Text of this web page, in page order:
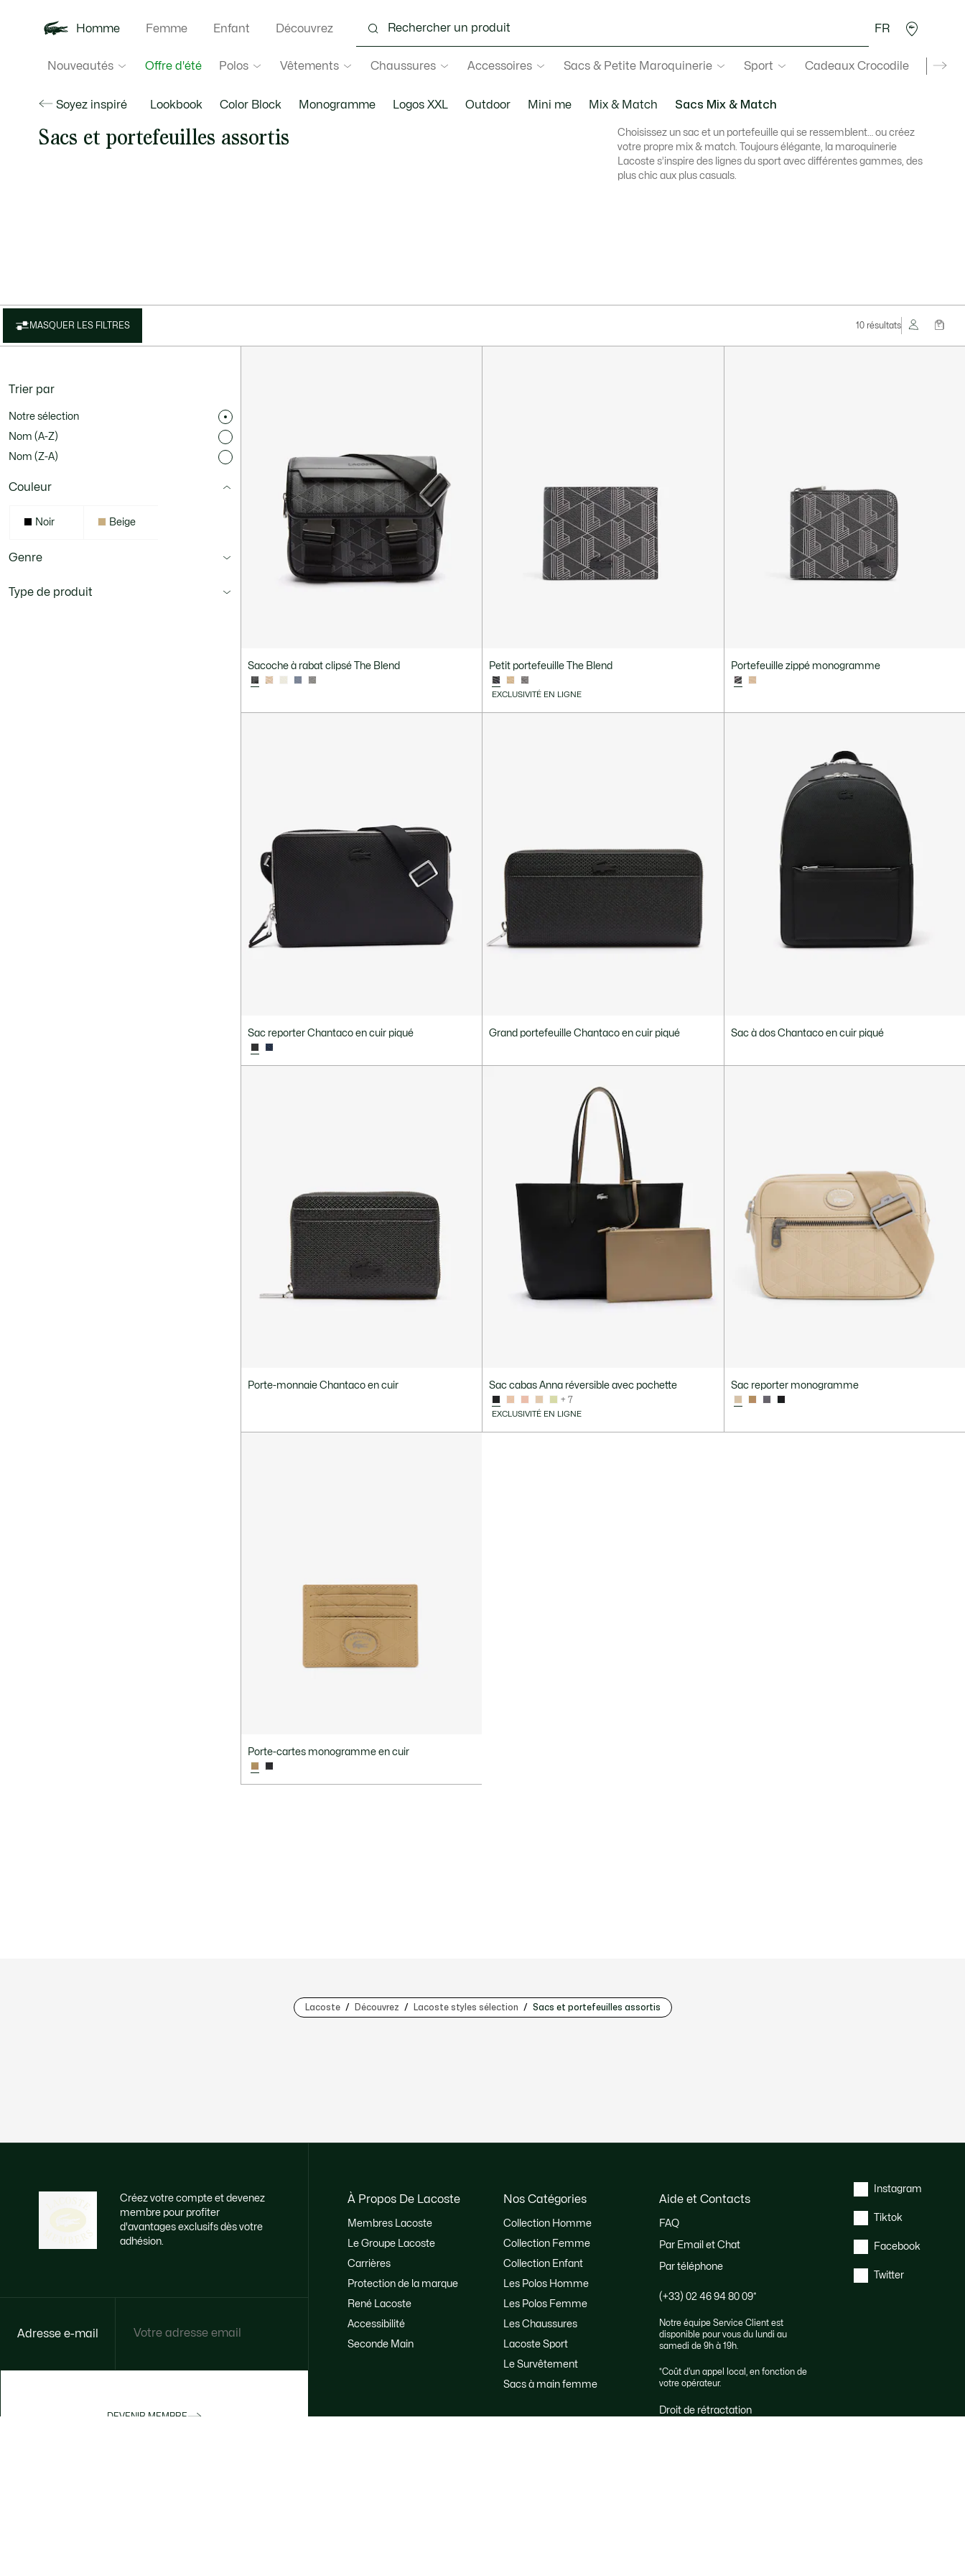
Homme
Nouveautés Offre d'été Polos Vêtements Chaussures Accessoires Sacs & Petite Maroquinerie Sport Cadeaux Crocodile
Femme Enfant Découvrez FR
Soyez inspiré Lookbook Color Block Monogramme Logos XXL Outdoor Mini me Mix & Match Sacs Mix & Match
Sacs et portefeuilles assortis
Choisissez un sac et un portefeuille qui se ressemblent… ou créez
votre propre mix & match. Toujours élégante, la maroquinerie
Lacoste s’inspire des lignes du sport avec différentes gammes, des
plus chic aux plus casuals.
MASQUER LES FILTRES 10 résultats
Trier par
Notre sélection
Nom (A-Z)
Nom (Z-A)
Couleur
Noir Beige
Genre
Type de produit
Sacoche à rabat clipsé The Blend Petit portefeuille The Blend
EXCLUSIVITÉ EN LIGNE
Portefeuille zippé monogramme
Sac reporter Chantaco en cuir piqué Grand portefeuille Chantaco en cuir piqué Sac à dos Chantaco en cuir piqué
Porte-monnaie Chantaco en cuir Sac cabas Anna réversible avec pochette
+ 7
EXCLUSIVITÉ EN LIGNE
Sac reporter monogramme
Porte-cartes monogramme en cuir
Lacoste Découvrez Lacoste styles sélection Sacs et portefeuilles assortis
Créez votre compte et devenez
membre pour profiter
d'avantages exclusifs dès votre
adhésion.
Adresse e-mail
DEVENIR MEMBRE
À Propos De Lacoste
Membres Lacoste
Le Groupe Lacoste
Carrières
Protection de la marque
René Lacoste
Accessibilité
Seconde Main
Nos Catégories
Collection Homme
Collection Femme
Collection Enfant
Les Polos Homme
Les Polos Femme
Les Chaussures
Lacoste Sport
Le Survêtement
Sacs à main femme
Aide et Contacts
FAQ
Par Email et Chat
Par téléphone
(+33) 02 46 94 80 09*
Notre équipe Service Client est
disponible pour vous du lundi au
samedi de 9h à 19h.
*Coût d'un appel local, en fonction de
votre opérateur.
Droit de rétractation
Instagram
Tiktok
Facebook
Twitter